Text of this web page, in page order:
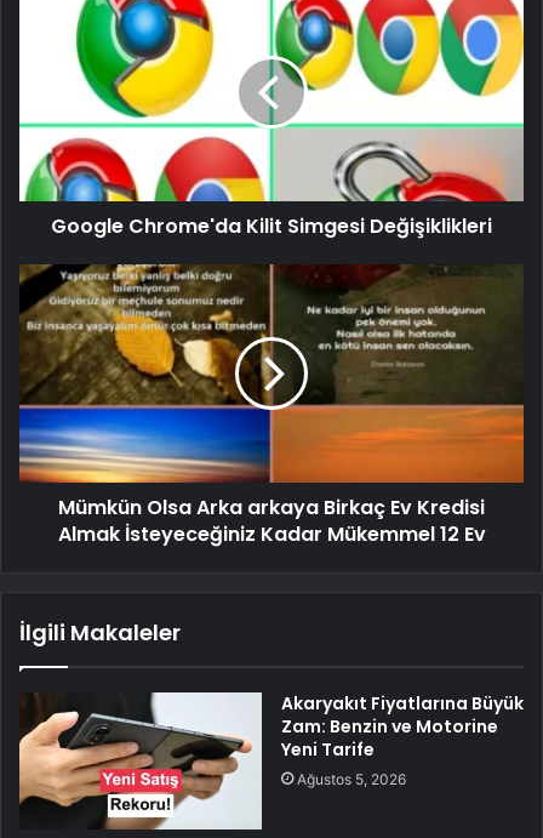
Google Chrome'da Kilit Simgesi Değişiklikleri
Mümkün Olsa Arka arkaya Birkaç Ev Kredisi
Almak İsteyeceğiniz Kadar Mükemmel 12 Ev
İlgili Makaleler
Akaryakıt Fiyatlarına Büyük
Zam: Benzin ve Motorine
Yeni Tarife
Ağustos 5, 2026